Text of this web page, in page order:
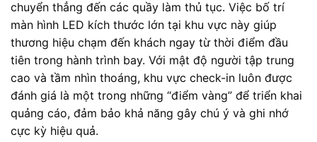
chuyển thẳng đến các quầy làm thủ tục. Việc bố trí
màn hình LED kích thước lớn tại khu vực này giúp
thương hiệu chạm đến khách ngay từ thời điểm đầu
tiên trong hành trình bay. Với mật độ người tập trung
cao và tầm nhìn thoáng, khu vực check-in luôn được
đánh giá là một trong những “điểm vàng” để triển khai
quảng cáo, đảm bảo khả năng gây chú ý và ghi nhớ
cực kỳ hiệu quả.